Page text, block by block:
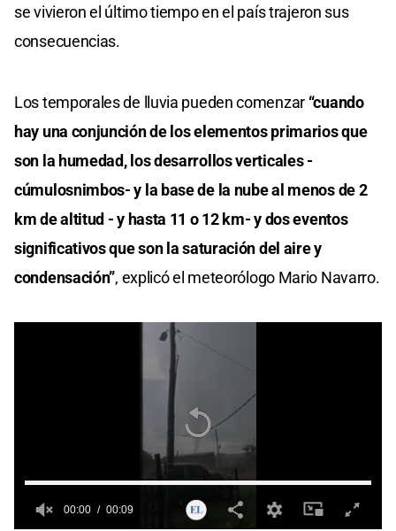
se vivieron el último tiempo en el país trajeron sus
consecuencias.
Los temporales de lluvia pueden comenzar “cuando
hay una conjunción de los elementos primarios que
son la humedad, los desarrollos verticales -
cúmulosnimbos- y la base de la nube al menos de 2
km de altitud - y hasta 11 o 12 km- y dos eventos
significativos que son la saturación del aire y
condensación”, explicó el meteorólogo Mario Navarro.
00:00 00:09